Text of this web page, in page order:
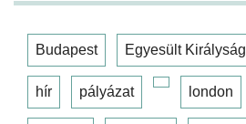
Budapest Egyesült Királyság
hír pályázat london